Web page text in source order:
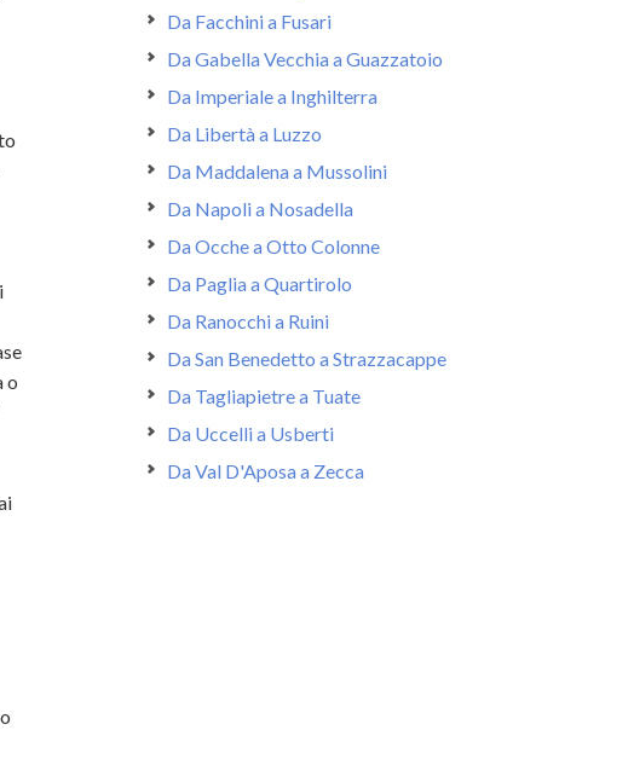
o
Da Facchini a Fusari
Da Gabella Vecchia a Guazzatoio
Da Imperiale a Inghilterra
Da Libertà a Luzzo
Da Maddalena a Mussolini
Da Napoli a Nosadella
Da Ocche a Otto Colonne
Da Paglia a Quartirolo
Da Ranocchi a Ruini
Da San Benedetto a Strazzacappe
Da Tagliapietre a Tuate
Da Uccelli a Usberti
Da Val D'Aposa a Zecca